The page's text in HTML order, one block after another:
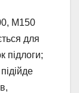
М150
для
підлоги;